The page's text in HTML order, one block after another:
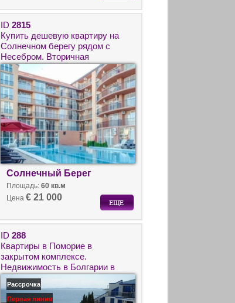
ID 2815
Купить дешевую квартиру на
Солнечном берегу рядом с
Несебром. Вторичная
недвижимость в Болгарии
недорого.
Солнечный Берег
Площадь: 60 кв.м
Цена € 21 000
ID 288
Квартиры в Поморие в
закрытом комплексе.
Недвижимость в Болгарии в
комплексе Блю Бей Палас.
Рассрочка
Первая линия